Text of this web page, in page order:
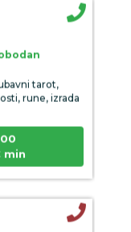
tarot,
rune, izrada